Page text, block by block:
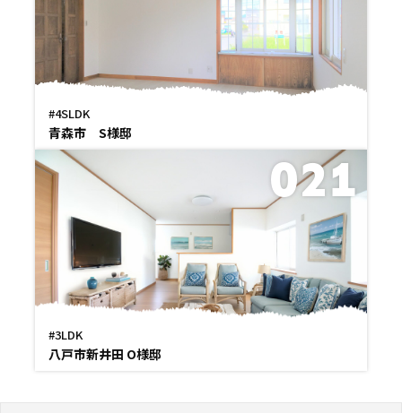
#4SLDK
青森市 S様邸
021
#3LDK
八戸市新井田 O様邸